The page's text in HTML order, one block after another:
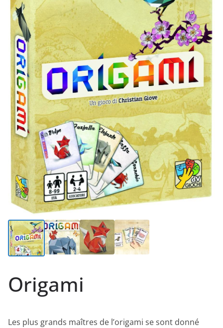
Origami
Les plus grands maîtres de l’origami se sont donné